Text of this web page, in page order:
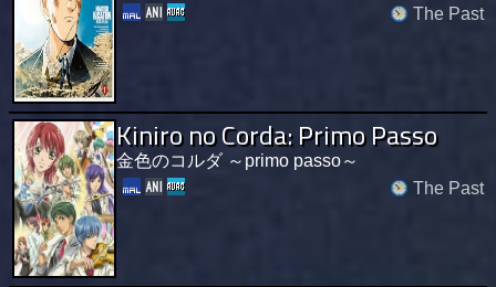
The Past
Kiniro no Corda: Primo Passo
金色のコルダ ～primo passo～
The Past